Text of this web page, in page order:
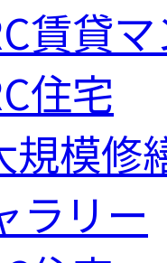
賃貸
住宅
規模修
ラリー